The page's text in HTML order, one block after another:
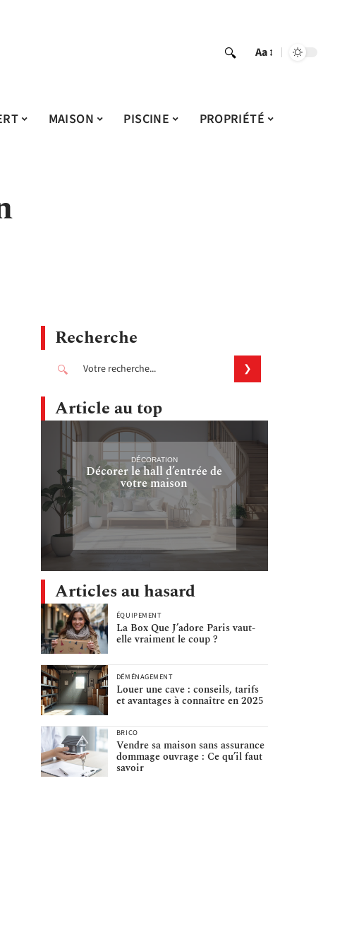
Aa
MAISON PISCINE PROPRIÉTÉ
Recherche
Article au top
DÉCORATION
Décorer le hall d’entrée de
votre maison
Articles au hasard
ÉQUIPEMENT
La Box Que J’adore Paris vaut-
elle vraiment le coup ?
DÉMÉNAGEMENT
Louer une cave : conseils, tarifs
et avantages à connaître en 2025
BRICO
Vendre sa maison sans assurance
dommage ouvrage : Ce qu’il faut
savoir